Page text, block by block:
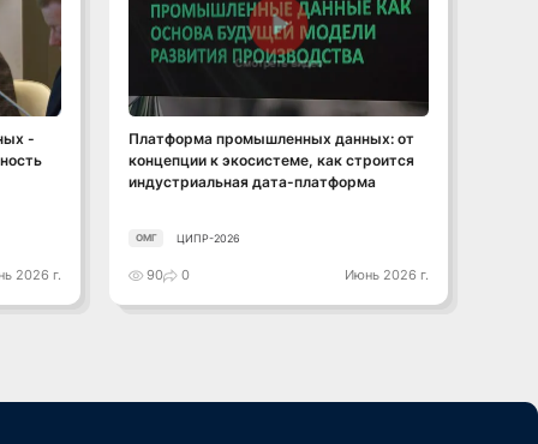
-
2026 г.
Смотреть видео
Платформа промышленных данных: от
концепции к экосистеме, как строится
индустриальная дата-платформа
ОМГ ЦИПР-2026
90 0 Июнь 2026 г.